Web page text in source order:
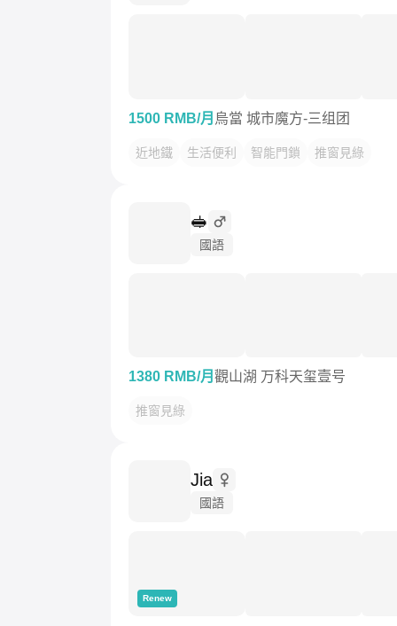
1500 RMB/月 烏當 城市魔方-三组团
近地鐵 生活便利 智能門鎖 推窗見綠
🥪
國語
1380 RMB/月 觀山湖 万科天玺壹号
推窗見綠
Jia
國語
Renew